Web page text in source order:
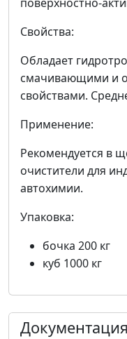
Свойства:
Обладает
смачивающими и
свойствами.
Применение:
Рекомендуется в
очистители для
автохимии.
Упаковка:
бочка 200 кг
куб 1000 кг
Документация